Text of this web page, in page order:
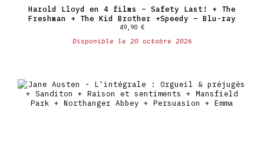
Harold Lloyd en 4 films – Safety Last! + The
Freshman + The Kid Brother +Speedy – Blu-ray
49,90 €
Disponible le 20 octobre 2026